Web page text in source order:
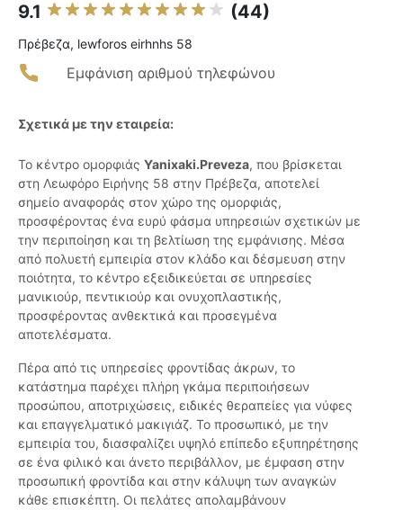
9.1 (44)
Πρέβεζα, lewforos eirhnhs 58
Εμφάνιση αριθμού τηλεφώνου
Σχετικά με την εταιρεία:
Το κέντρο ομορφιάς Yanixaki.Preveza, που βρίσκεται
στη Λεωφόρο Ειρήνης 58 στην Πρέβεζα, αποτελεί
σημείο αναφοράς στον χώρο της ομορφιάς,
προσφέροντας ένα ευρύ φάσμα υπηρεσιών σχετικών με
την περιποίηση και τη βελτίωση της εμφάνισης. Μέσα
από πολυετή εμπειρία στον κλάδο και δέσμευση στην
ποιότητα, το κέντρο εξειδικεύεται σε υπηρεσίες
μανικιούρ, πεντικιούρ και ονυχοπλαστικής,
προσφέροντας ανθεκτικά και προσεγμένα
αποτελέσματα.
Πέρα από τις υπηρεσίες φροντίδας άκρων, το
κατάστημα παρέχει πλήρη γκάμα περιποιήσεων
προσώπου, αποτριχώσεις, ειδικές θεραπείες για νύφες
και επαγγελματικό μακιγιάζ. Το προσωπικό, με την
εμπειρία του, διασφαλίζει υψηλό επίπεδο εξυπηρέτησης
σε ένα φιλικό και άνετο περιβάλλον, με έμφαση στην
προσωπική φροντίδα και στην κάλυψη των αναγκών
κάθε επισκέπτη. Οι πελάτες απολαμβάνουν